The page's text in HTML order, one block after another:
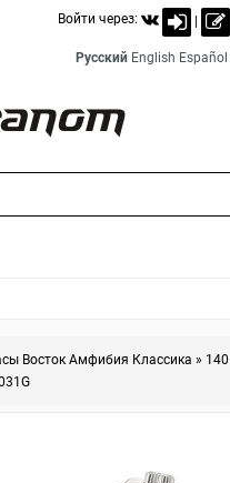
Войти через:
Русский English Español
Восток Амфибия Классика » 140